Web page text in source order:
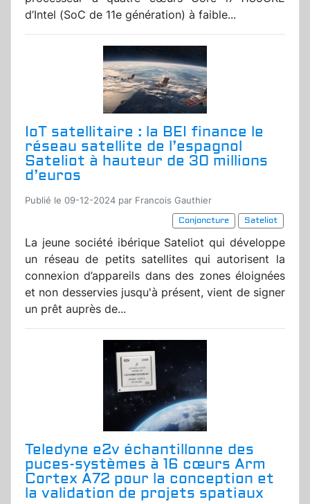
d’Intel (SoC de 11e génération) à faible...
IoT satellitaire : la BEI finance le
réseau satellite de l’espagnol
Sateliot à hauteur de 30 millions
d’euros
Publié le 09-12-2024 par Francois Gauthier
Conjoncture
Sateliot
La jeune société ibérique Sateliot qui développe
un réseau de petits satellites qui autorisent la
connexion d’appareils dans des zones éloignées
et non desservies jusqu'à présent, vient de signer
un prêt auprès de...
Teledyne e2v échantillonne des
puces-systèmes à 16 cœurs Arm
Cortex A72 pour la conception et
la validation de projets spatiaux